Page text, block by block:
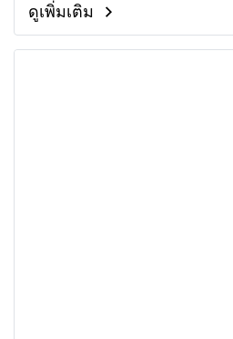
ดูเพิ่มเติม